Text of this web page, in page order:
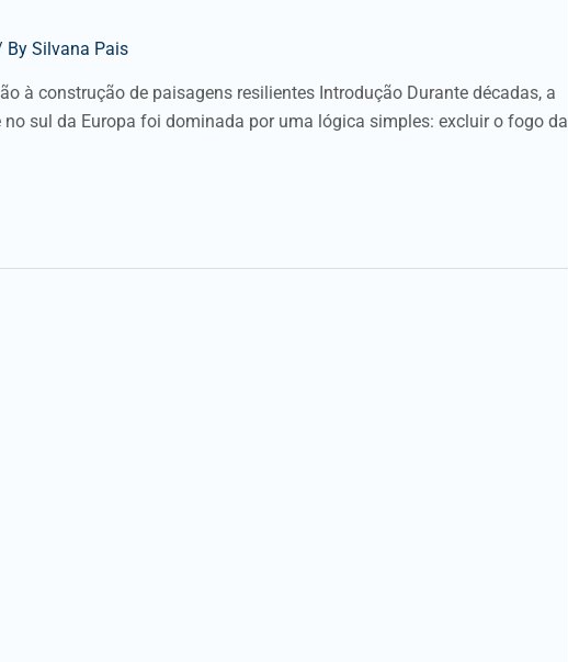
By Silvana Pais
à construção de paisagens resilientes Introdução Durante décadas, a
sul da Europa foi dominada por uma lógica simples: excluir o fogo da